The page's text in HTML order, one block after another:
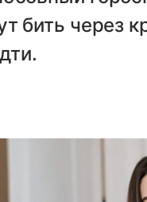
бить через